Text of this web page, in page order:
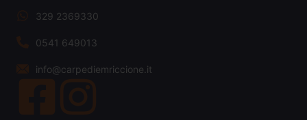
329 2369330
0541 649013
info@carpediemriccione.it